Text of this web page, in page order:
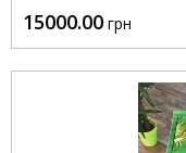
15000.00 грн